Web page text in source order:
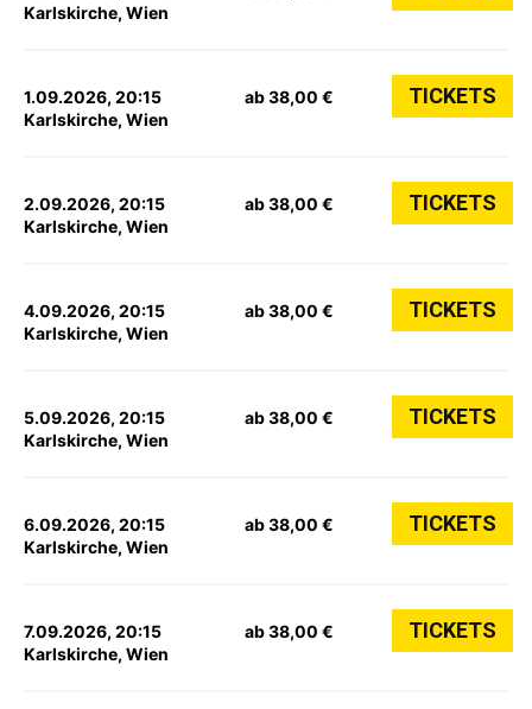
Karlskirche, Wien
1.09.2026, 20:15
Karlskirche, Wien
ab 38,00 € TICKETS
2.09.2026, 20:15
Karlskirche, Wien
ab 38,00 € TICKETS
4.09.2026, 20:15
Karlskirche, Wien
ab 38,00 € TICKETS
5.09.2026, 20:15
Karlskirche, Wien
ab 38,00 € TICKETS
6.09.2026, 20:15
Karlskirche, Wien
ab 38,00 € TICKETS
7.09.2026, 20:15
Karlskirche, Wien
ab 38,00 € TICKETS